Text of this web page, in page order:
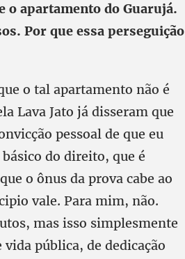
o apartamento do Guarujá.
Por que essa perseguição
o tal apartamento não é
Lava Jato já disseram que
pessoal de que eu
do direito, que é
o ônus da prova cabe ao
vale. Para mim, não.
mas isso simplesmente
pública, de dedicação